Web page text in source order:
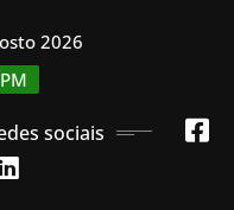
2026
sociais